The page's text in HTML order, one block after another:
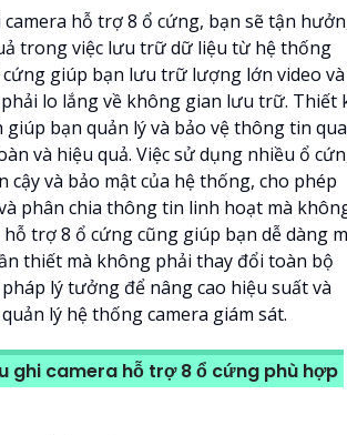
hỗ trợ 8 ổ cứng, bạn sẽ tận
trong việc lưu trữ dữ liệu từ hệ thống
cứng giúp bạn lưu trữ lượng lớn video và
lo lắng về không gian lưu trữ. Thiết
bạn quản lý và bảo vệ thông tin
và hiệu quả. Việc sử dụng nhiều ổ
cậy và bảo mật của hệ thống, cho phép
phân chia thông tin linh hoạt mà
trợ 8 ổ cứng cũng giúp bạn dễ dàng
thiết mà không phải thay đổi toàn bộ
lý tưởng để nâng cao hiệu suất và
lý hệ thống camera giám sát.
ghi camera hỗ trợ 8 ổ cứng phù hợp